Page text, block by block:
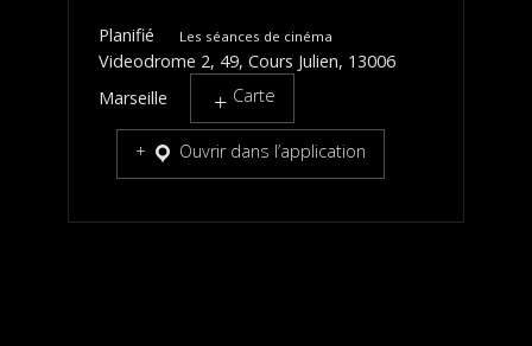
Planifié Les séances de cinéma
Videodrome 2, 49, Cours Julien, 13006
Marseille
Carte
Ouvrir dans l’application